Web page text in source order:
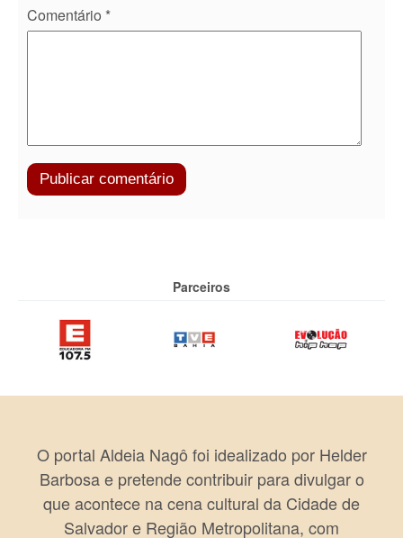
Comentário *
Parceiros
O portal Aldeia Nagô foi idealizado por Helder
Barbosa e pretende contribuir para divulgar o
que acontece na cena cultural da Cidade de
Salvador e Região Metropolitana, com